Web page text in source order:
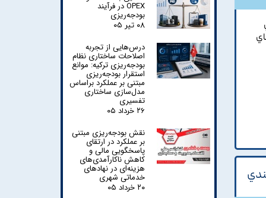
OPEX در فرآیند
بودجه‌ریزی
۰۸ تیر ۰۵
درس‌هایی از تجربه
اصلاحات ساختاری نظام
بودجه‌ریزی ترکیه: موانع
استقرار بودجه‌ریزی
مبتنی بر عملکرد براساس
مدل‌سازی ساختاری
تفسیری
۲۶ خرداد ۰۵
نقش بودجه‌ریزی مبتنی
بر عملکرد در ارتقای
پاسخگویی مالی و
کاهش ناکارآمدی‌های
هزینه‌ای در نهادهای
خدماتی شهری
۲۰ خرداد ۰۵